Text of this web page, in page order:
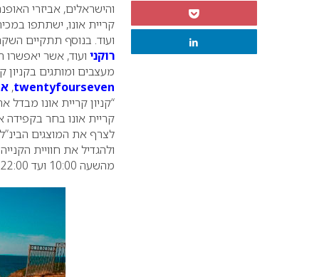
והישראלים, אביזרי
קריית אונו, ישתתפו
ועוד. בנוסף תתקיים
רוקני
מעצבים ומותגים בקניון
twentyfourseven
,
“קניון קריית אונו מבדל
קריית אונו בחר בקפידה
לצרף את המוצגים
ולהגדיל את חוויית
מהשעה 10:00 ועד 22:00 בלילה.